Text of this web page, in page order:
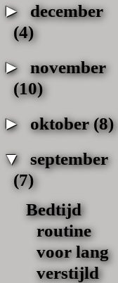
► december
(4)
► november
(10)
► oktober(8)
▼ september
(7)
Bedtijd
routine
voor lang
verstijld